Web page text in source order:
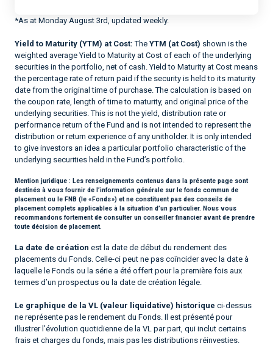
*As at Monday August 3rd, updated weekly.
Yield to Maturity (YTM) at Cost: The YTM (at Cost) shown is the
weighted average Yield to Maturity at Cost of each of the underlying
securities in the portfolio, net of cash. Yield to Maturity at Cost means
the percentage rate of return paid if the security is held to its maturity
date from the original time of purchase. The calculation is based on
the coupon rate, length of time to maturity, and original price of the
underlying securities. This is not the yield, distribution rate or
performance return of the Fund and is not intended to represent the
distribution or return experience of any unitholder. It is only intended
to give investors an idea a particular portfolio characteristic of the
underlying securities held in the Fund’s portfolio.
Mention juridique : Les renseignements contenus dans la présente page sont
destinés à vous fournir de l’information générale sur le fonds commun de
placement ou le FNB (le « Fonds ») et ne constituent pas des conseils de
placement complets applicables à la situation d’un particulier. Nous vous
recommandons fortement de consulter un conseiller financier avant de prendre
toute décision de placement.
La date de création est la date de début du rendement des
placements du Fonds. Celle-ci peut ne pas coïncider avec la date à
laquelle le Fonds ou la série a été offert pour la première fois aux
termes d’un prospectus ou la date de création légale.
Le graphique de la VL (valeur liquidative) historique ci-dessus
ne représente pas le rendement du Fonds. Il est présenté pour
illustrer l’évolution quotidienne de la VL par part, qui inclut certains
frais et charges du fonds, mais pas les distributions réinvesties.